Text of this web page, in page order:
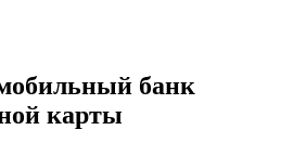
банк
карты